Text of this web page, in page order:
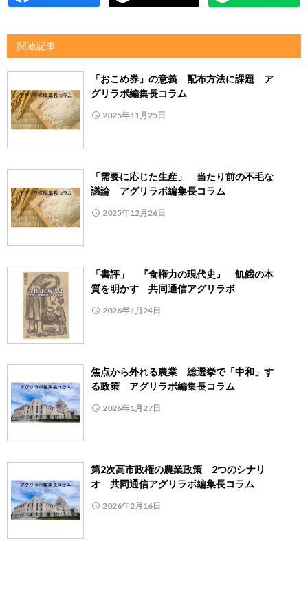
関連記事
「おこめ券」の意義 配布方法に課題 ア
グリラボ編集長コラム
2025年11月25日
「需要に応じた生産」 当たり前の不毛な
議論 アグリラボ編集長コラム
2025年12月26日
「書評」 『食権力の現代史』 飢餓の本
質を明かす 共同通信アグリラボ
2026年1月24日
焦点から外れる農業 総選挙で「中和」す
る政策 アグリラボ編集長コラム
2026年1月27日
第2次高市政権の農業政策 2つのシナリ
オ 共同通信アグリラボ編集長コラム
2026年2月16日